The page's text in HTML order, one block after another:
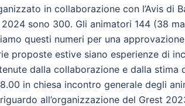
in collaborazione con l’Avis di
sono 300. Gli animatori 144 (38
questi numeri per una
proposte estive siano esperienze di
dalla collaborazione e dalla stima
in chiesa incontro generale degli
all’organizzazione del Grest